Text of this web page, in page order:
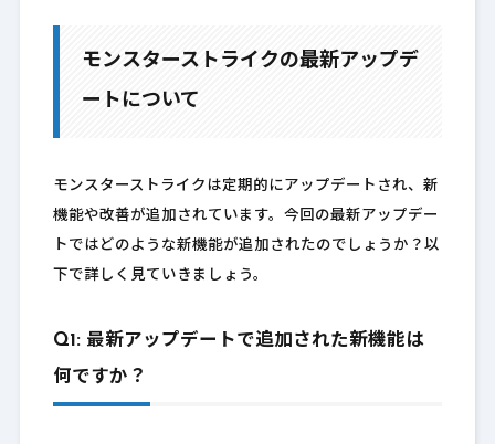
モンスターストライクの最新アップデ
ートについて
モンスターストライクは定期的にアップデートされ、新
機能や改善が追加されています。今回の最新アップデー
トではどのような新機能が追加されたのでしょうか？以
下で詳しく見ていきましょう。
Q1: 最新アップデートで追加された新機能は
何ですか？